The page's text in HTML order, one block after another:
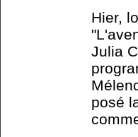
Hier,
Julia
posé